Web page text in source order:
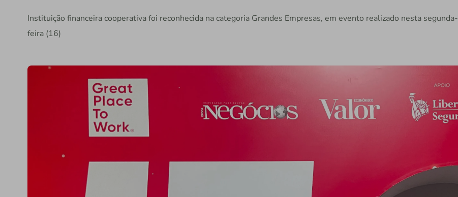
Instituição financeira cooperativa foi reconhecida na categoria Grandes Empresas, em evento realizado nesta segunda-
feira (16)